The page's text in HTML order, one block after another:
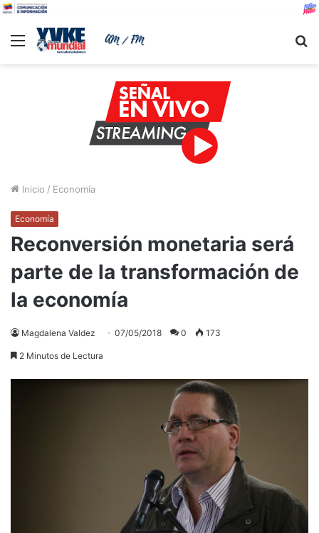
Menu
Inicio / Economía
Economía
Reconversión monetaria será
parte de la transformación de
la economía
Magdalena Valdez 07/05/2018 0 173
2 Minutos de Lectura